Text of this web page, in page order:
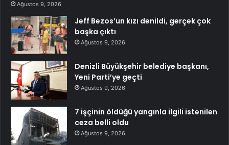
Ağustos 9, 2026
Jeff Bezos’un kızı denildi, gerçek çok
başka çıktı
Ağustos 9, 2026
Denizli Büyükşehir belediye başkanı,
Yeni Parti’ye geçti
Ağustos 9, 2026
7 işçinin öldüğü yangınla ilgili istenilen
ceza belli oldu
Ağustos 9, 2026